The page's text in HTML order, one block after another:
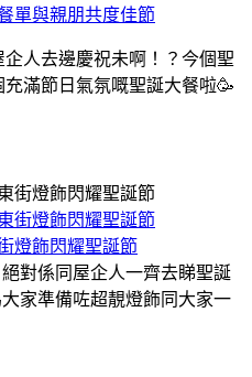
單與親朋共度佳節
人去邊慶祝未啊！？今個聖
滿節日氣氛嘅聖誕大餐啦🥳
燈飾閃耀聖誕節
對係同屋企人一齊去睇聖誕
家準備咗超靚燈飾同大家一